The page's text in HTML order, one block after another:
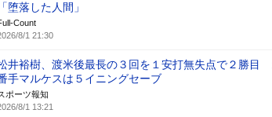
「堕落した人間」
Count
8/1 21:30
井裕樹、渡米後最長の３回を１安打無失点で２勝
手マルケスは５イニングセーブ
ポーツ報知
8/1 13:21